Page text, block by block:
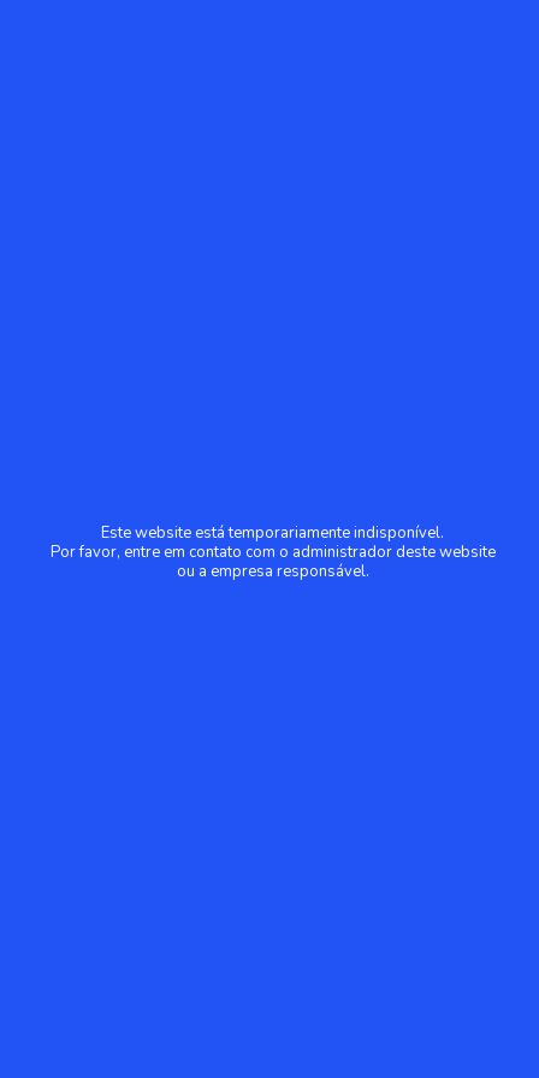
Este website está temporariamente indisponível.
Por favor, entre em contato com o administrador deste website
ou a empresa responsável.